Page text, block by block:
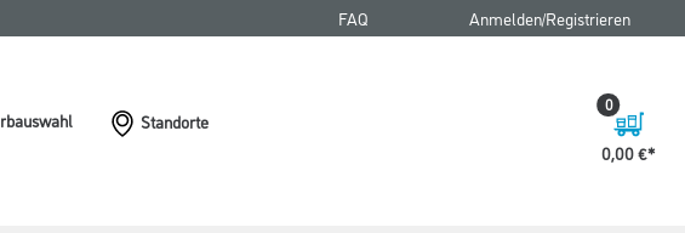
FAQ Anmelden/Registrieren
Standorte
0,00 €
0